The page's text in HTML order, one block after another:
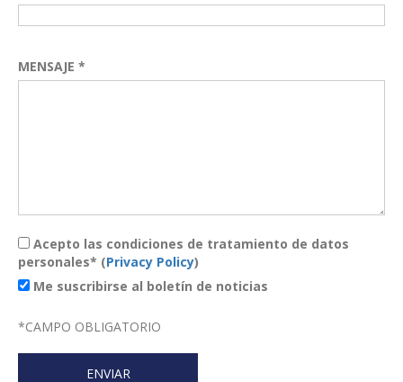
MENSAJE *
Acepto las condiciones de tratamiento de datos
personales* (Privacy Policy)
Me suscribirse al boletín de noticias
*CAMPO OBLIGATORIO